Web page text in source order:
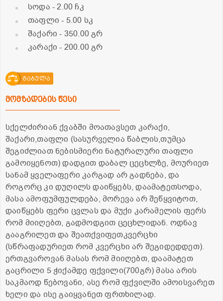
სოდა - 2.00 ჩკ
თაფლი- 5.00 სკ
შაქარი- 350.00 გრ
კარაქი- 200.00 გრ
ტაბულა
მომზადების წესი
სქელძირიან ქვაბში მოათავსეთ კარაქი,
შაქარი,თაფლი (სასურველია წაბლის,თუმცა
შეგიძლიათ ნებისმიერი ნატურალური თაფლი
გამოიყენოთ) დადგით დაბალ ცეცხლზე, მოურიეთ
სანამ ყველაფერი კარგად არ გადნება, და
როგორც კი დუღილს დაიწყებს, დაამატეთსოდა,
მასა ამოფუმფულდება, მორევა არ შეწყვიტოთ,
დაიწყებს ფერი ცვლას და მუქი კარამელის ფერს
რომ მიიღებთ, გადმოდგით ცეცხლიდან. ოდნავ
გააგრილეთ და შეათქვიფეთკვერცხი
(სწრაფადურიეთ რომ კვერცხი არ შეგიდედდეთ).
ერთგვაროვან მასას რომ მიიღებთ, დაამატეთ
გაცრილი 5 ჭიქამდე ფქვილი(700გრ) მასა არის
საკმაოდ წებოვანი, ასე რომ ფქვილში ამოისვარეთ
ხელი და ისე გაიყვანეთ ფრთხილად.